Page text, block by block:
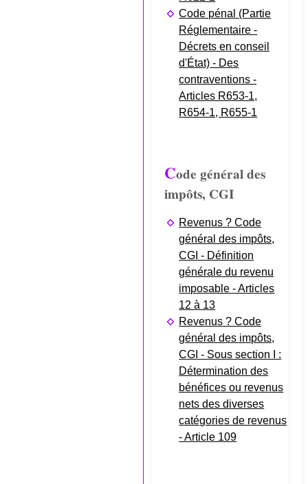
Code pénal (Partie
Réglementaire -
Décrets en conseil
d'État) - Des
contraventions -
Articles R653-1,
R654-1, R655-1
Code général des
impôts, CGI
Revenus ? Code
général des impôts,
CGI - Définition
générale du revenu
imposable - Articles
12 à 13
Revenus ? Code
général des impôts,
CGI - Sous section I :
Détermination des
bénéfices ou revenus
nets des diverses
catégories de revenus
- Article 109